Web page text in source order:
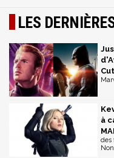
LES
Cut
à
des